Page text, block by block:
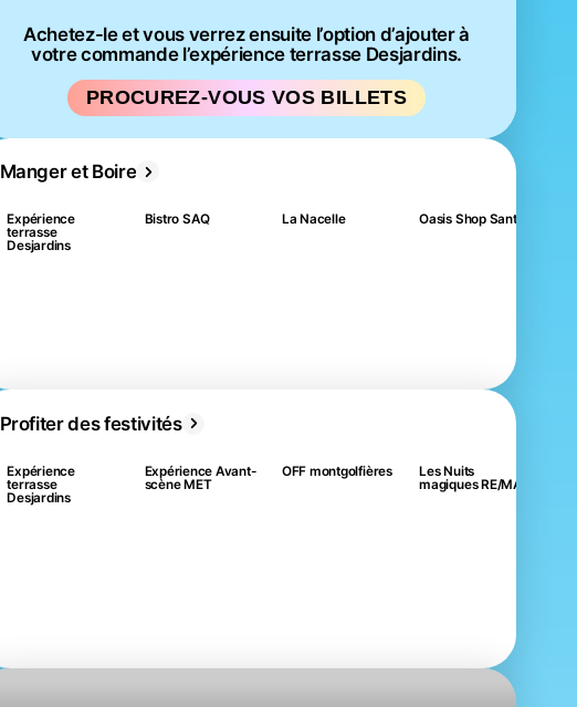
Achetez-le et vous verrez ensuite l’option d’ajouter à
votre commande l’expérience terrasse Desjardins.
PROCUREZ-VOUS VOS BILLETS
Manger et Boire
Expérience
terrasse
Desjardins
Bistro SAQ La Nacelle Oasis Shop Santé
Profiter des festivités
Expérience
terrasse
Desjardins
Expérience Avant-
scène MET
OFF montgolfières
Les Nuits
magiques RE/MAX